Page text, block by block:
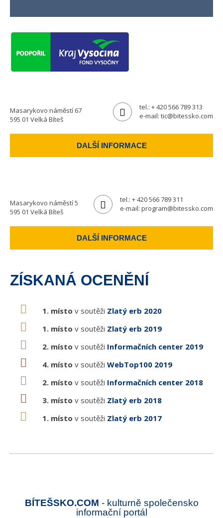
Masarykovo náměstí 67
595 01 Velká Bíteš
tel.: + 420 566 789 313
e-mail: tic@bitessko.com
DALŠÍ INFORMACE
Masarykovo náměstí 5
595 01 Velká Bíteš
tel.: + 420 566 789 311
e-mail: program@bitessko.com
DALŠÍ INFORMACE
ZÍSKANÁ OCENĚNÍ
1. místo v soutěži Zlatý erb 2020
1. místo v soutěži Zlatý erb 2019
2. místo v soutěži Informačních center 2019
4. místo v soutěži WebTop100 2019
2. místo v soutěži Informačních center 2018
3. místo v soutěži Zlatý erb 2018
1. místo v soutěži Zlatý erb 2017
BÍTEŠSKO.COM - kulturně společensko
informační portál